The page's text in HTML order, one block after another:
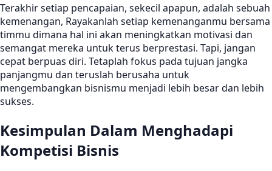
Terakhir setiap pencapaian, sekecil apapun, adalah sebuah
kemenangan, Rayakanlah setiap kemenanganmu bersama
timmu dimana hal ini akan meningkatkan motivasi dan
semangat mereka untuk terus berprestasi. Tapi, jangan
cepat berpuas diri. Tetaplah fokus pada tujuan jangka
panjangmu dan teruslah berusaha untuk
mengembangkan bisnismu menjadi lebih besar dan lebih
sukses.
Kesimpulan Dalam Menghadapi
Kompetisi Bisnis